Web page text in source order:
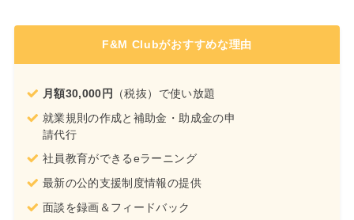
F&M Clubがおすすめな理由
月額30,000円
（税抜）で使い放題
就業規則の作成と補助金・助成金の申
請代行
社員教育ができるeラーニング
最新の公的支援制度情報の提供
面談を録画＆フィードバック